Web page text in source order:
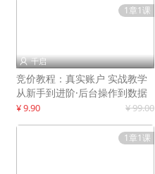
1章1课
 千启
竞价教程：真实账户 实战教学
从新手到进阶·后台操作到数据
优化
¥ 9.90 ¥ 99.00
1章1课